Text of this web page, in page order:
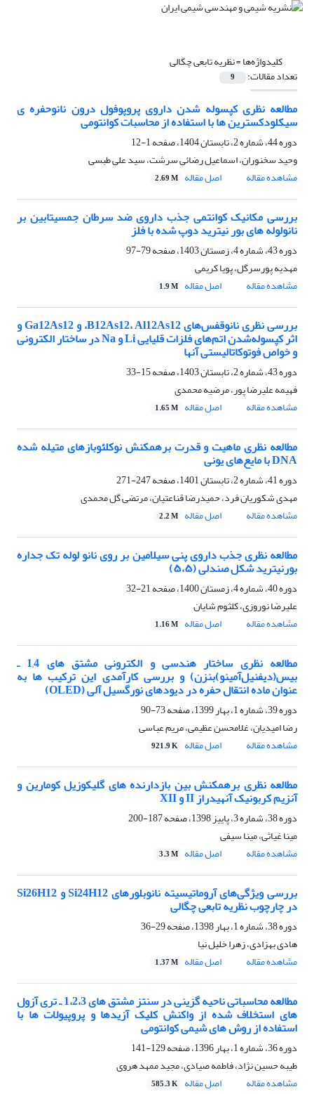
کلیدواژه‌ها =نظریه تابعی چگالی
تعداد مقالات: 9
مطالعه نظری کپسوله شدن داروی پروپوفول درون نانوحفره ی
سیکلودکسترین ها‌ با استفاده از محاسبات کوانتومی
دوره 44، شماره 2، تابستان 1404، صفحه
1-12
وحید سخنوران، اسماعیل رضائی سرشت، سید علی طبسی
مشاهده مقاله
اصل مقاله 2.69 M
بررسی مکانیک کوانتمی جذب داروی ضد سرطان جمسیتابین بر
نانولوله های بور نیترید دوپ شده با فلز
دوره 43، شماره 4، زمستان 1403، صفحه
79-97
مهدیه پورسرگل، پویا کریمی
مشاهده مقاله
اصل مقاله 1.9 M
بررسی نظری نانوقفس‌های B12As12، Al12As12، و Ga12As12 و
اثر کپسوله‌شدن اتم‌های فلزات قلیایی Li و Na در ساختار الکترونی
و خواص فوتوکاتالیستی آنها
دوره 43، شماره 2، تابستان 1403، صفحه
15-33
فهیمه علیرضا پور، مرضیه محمدی
مشاهده مقاله
اصل مقاله 1.65 M
مطالعه نظری ماهیت و قدرت برهمکنش نوکلئوبازهای متیله شده
DNA با مایع‌های یونی
دوره 41، شماره 2، تابستان 1401، صفحه
247-271
مهدی شکوریان فرد، حمیدرضا قناعتیان، مرتضی گل محمدی
مشاهده مقاله
اصل مقاله 2.2 M
مطالعه نظری جذب داروی پنی سیلامین بر روی نانو لوله تک جداره
بورنیترید شکل صندلی (۵،۵)
دوره 40، شماره 4، زمستان 1400، صفحه
21-32
علیرضا نوروزی، کلثوم شایان
مشاهده مقاله
اصل مقاله 1.16 M
مطالعه نظری ساختار هندسی و الکترونی مشتق های 1,4 ـ
بیس(دیفنیل‌آمینو)بنزن) و بررسی کارآمدی این ترکیب ها به
عنوان ماده انتقال حفره در دیودهای نورگسیل آلی (OLED)
دوره 39، شماره 1، بهار 1399، صفحه
73-90
رضا امیدیان، غلامحسن عظیمی، مریم عباسی
مشاهده مقاله
اصل مقاله 921.9 K
مطالعه نظری برهمکنش بین بازدارنده های گلیکوزیل کومارین و
آنزیم کربونیک آنهیدراز II و XII
دوره 38، شماره 3، پاییز 1398، صفحه
187-200
مینا غیاثی، مینا سیفی
مشاهده مقاله
اصل مقاله 3.3 M
بررسی ویژگی‌‌های آروماتیسیته نانوبلورهای Si24H12 و Si26H12
در چارچوب نظریه تابعی چگالی
دوره 38، شماره 1، بهار 1398، صفحه
29-36
هادی بهزادی، زهرا خلیل نیا
مشاهده مقاله
اصل مقاله 1.37 M
مطالعه محاسباتی ناحیه گزینی در سنتز مشتق های 1،2،3 ـ تری آزول
های استخلاف شده از واکنش کلیک آزیدها و پروپیولات ها با
استفاده از روش های شیمی کوانتومی
دوره 36، شماره 1، بهار 1396، صفحه
129-141
طیبه حسین نژاد، فاطمه صیادی، مجید ممهد هروی
مشاهده مقاله
اصل مقاله 585.3 K